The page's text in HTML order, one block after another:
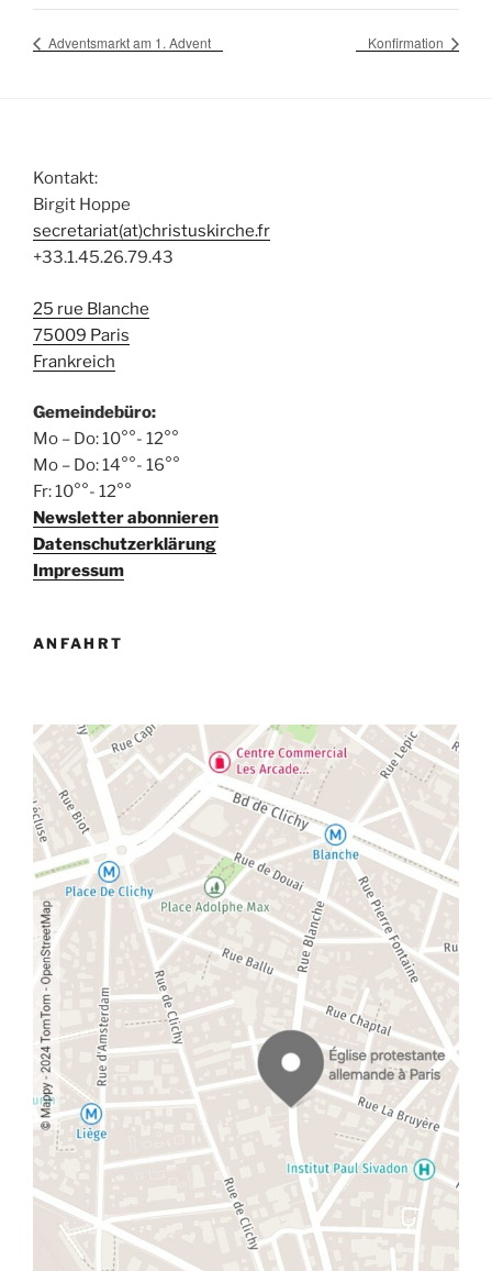
Adventsmarkt am 1. Advent Konfirmation
Kontakt:
Birgit Hoppe
secretariat(at)christuskirche.fr
+33.1.45.26.79.43
25 rue Blanche
75009 Paris
Frankreich
Gemeindebüro:
Mo – Do: 10°°- 12°°
Mo – Do: 14°°- 16°°
Fr: 10°°- 12°°
Newsletter abonnieren
Datenschutzerklärung
Impressum
ANFAHRT